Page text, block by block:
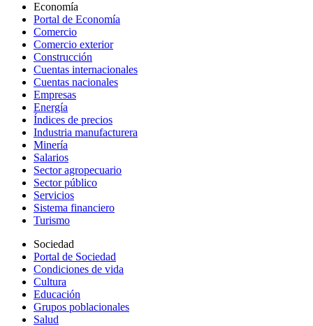
Economía
Portal de Economía
Comercio
Comercio exterior
Construcción
Cuentas internacionales
Cuentas nacionales
Empresas
Energía
Índices de precios
Industria manufacturera
Minería
Salarios
Sector agropecuario
Sector público
Servicios
Sistema financiero
Turismo
Sociedad
Portal de Sociedad
Condiciones de vida
Cultura
Educación
Grupos poblacionales
Salud